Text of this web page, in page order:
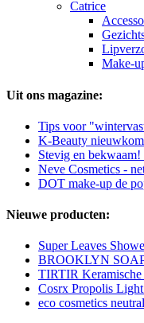
Catrice
Make-
Uit ons magazine:
Tips voor
K-Beauty
Stevig en
Neve Cosmetics -
DOT make-up de
Nieuwe producten:
Super Leaves
BROOKLYN
TIRTIR Keramische
Cosrx Propolis
eco cosmetics